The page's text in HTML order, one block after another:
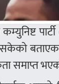
बताएका
समाप्त